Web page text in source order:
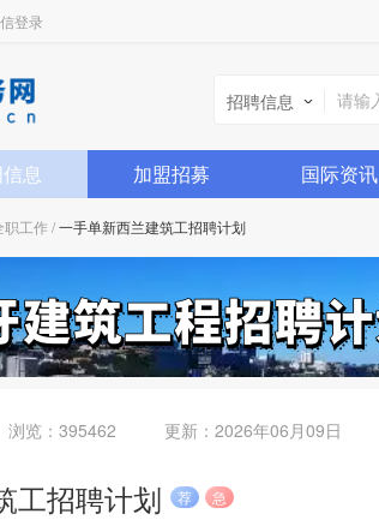
登录
招聘信息
息 加盟招募 国际资讯
职工作 /一手单新西兰建筑工招聘计划
浏览：395462 更新： 2026年06月09日
工招聘计划 荐 急